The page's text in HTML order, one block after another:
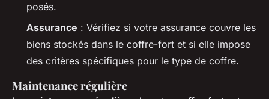
posés.
Assurance : Vérifiez si votre assurance couvre les
biens stockés dans le coffre-fort et si elle impose
des critères spécifiques pour le type de coffre.
Maintenance régulière